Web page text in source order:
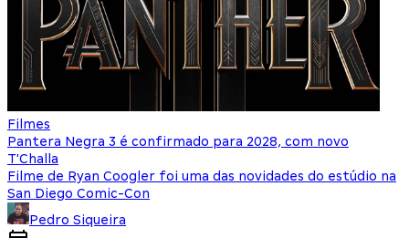
Filmes
Pantera Negra 3 é confirmado para 2028, com novo
T'Challa
Filme de Ryan Coogler foi uma das novidades do estúdio na
San Diego Comic-Con
Pedro Siqueira